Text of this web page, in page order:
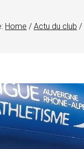
Home / Actu du club /